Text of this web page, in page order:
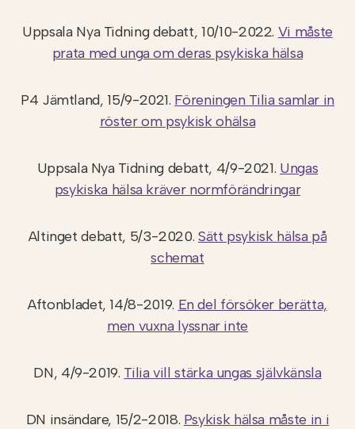
Uppsala Nya Tidning debatt, 10/10-2022. Vi måste
prata med unga om deras psykiska hälsa
P4 Jämtland, 15/9-2021. Föreningen Tilia samlar in
röster om psykisk ohälsa
Uppsala Nya Tidning debatt, 4/9-2021. Ungas
psykiska hälsa kräver normförändringar
Altinget debatt, 5/3-2020. Sätt psykisk hälsa på
schemat
Aftonbladet, 14/8-2019. En del försöker berätta,
men vuxna lyssnar inte
DN, 4/9-2019. Tilia vill stärka ungas självkänsla
DN insändare, 15/2-2018. Psykisk hälsa måste in i